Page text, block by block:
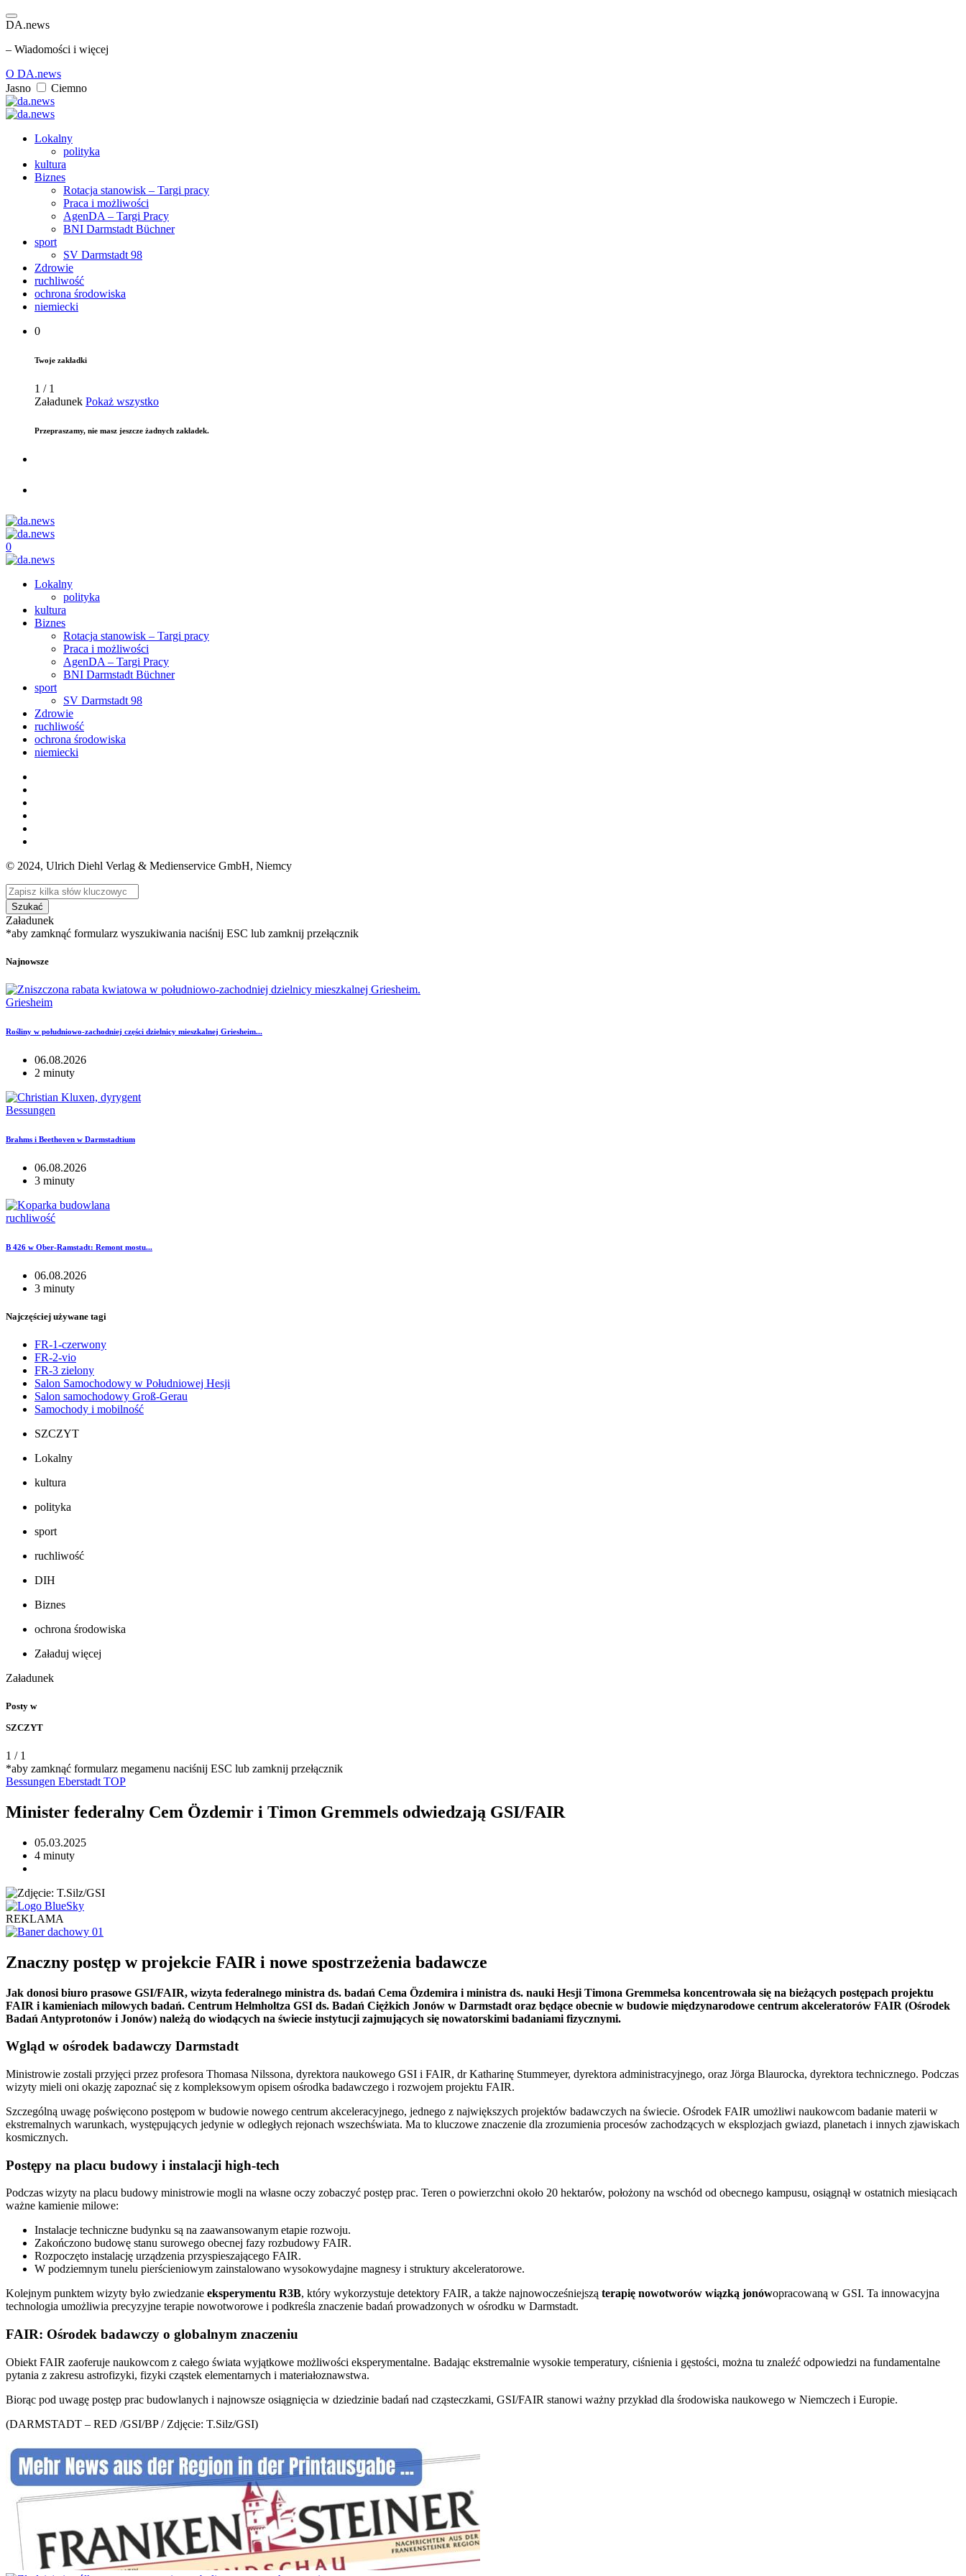
DA.news
– Wiadomości i więcej
O DA.news
Jasno
Ciemno
Lokalny
polityka
kultura
Biznes
Rotacja stanowisk – Targi pracy
Praca i możliwości
AgenDA – Targi Pracy
BNI Darmstadt Büchner
sport
SV Darmstadt 98
Zdrowie
ruchliwość
ochrona środowiska
niemiecki
0
Twoje zakładki
1 / 1
Załadunek Pokaż wszystko
Przepraszamy, nie masz jeszcze żadnych zakładek.
0
Lokalny
polityka
kultura
Biznes
Rotacja stanowisk – Targi pracy
Praca i możliwości
AgenDA – Targi Pracy
BNI Darmstadt Büchner
sport
SV Darmstadt 98
Zdrowie
ruchliwość
ochrona środowiska
niemiecki
© 2024, Ulrich Diehl Verlag & Medienservice GmbH, Niemcy
Szukać
Załadunek
*aby zamknąć formularz wyszukiwania naciśnij ESC lub zamknij przełącznik
Najnowsze
Griesheim
Rośliny w południowo-zachodniej części dzielnicy mieszkalnej Griesheim...
06.08.2026
2 minuty
Bessungen
Brahms i Beethoven w Darmstadtium
06.08.2026
3 minuty
ruchliwość
B 426 w Ober-Ramstadt: Remont mostu...
06.08.2026
3 minuty
Najczęściej używane tagi
FR-1-czerwony
FR-2-vio
FR-3 zielony
Salon Samochodowy w Południowej Hesji
Salon samochodowy Groß-Gerau
Samochody i mobilność
SZCZYT
Lokalny
kultura
polityka
sport
ruchliwość
DIH
Biznes
ochrona środowiska
Załaduj więcej
Załadunek
Posty w
SZCZYT
1 / 1
*aby zamknąć formularz megamenu naciśnij ESC lub zamknij przełącznik
Bessungen Eberstadt TOP
Minister federalny Cem Özdemir i Timon Gremmels odwiedzają GSI/FAIR
05.03.2025
4 minuty
REKLAMA
Znaczny postęp w projekcie FAIR i nowe spostrzeżenia badawcze
Jak donosi biuro prasowe GSI/FAIR, wizyta federalnego ministra ds. badań Cema Özdemira i ministra ds. nauki Hesji Timona Gremmelsa koncentrowała się na bieżących postępach projektu
FAIR i kamieniach milowych badań. Centrum Helmholtza GSI ds. Badań Ciężkich Jonów w Darmstadt oraz będące obecnie w budowie międzynarodowe centrum akceleratorów FAIR (Ośrodek
Badań Antyprotonów i Jonów) należą do wiodących na świecie instytucji zajmujących się nowatorskimi badaniami fizycznymi.
Wgląd w ośrodek badawczy Darmstadt
Ministrowie zostali przyjęci przez profesora Thomasa Nilssona, dyrektora naukowego GSI i FAIR, dr Katharinę Stummeyer, dyrektora administracyjnego, oraz Jörga Blaurocka, dyrektora technicznego. Podczas
wizyty mieli oni okazję zapoznać się z kompleksowym opisem ośrodka badawczego i rozwojem projektu FAIR.
Szczególną uwagę poświęcono postępom w budowie nowego centrum akceleracyjnego, jednego z największych projektów badawczych na świecie. Ośrodek FAIR umożliwi naukowcom badanie materii w
ekstremalnych warunkach, występujących jedynie w odległych rejonach wszechświata. Ma to kluczowe znaczenie dla zrozumienia procesów zachodzących w eksplozjach gwiazd, planetach i innych zjawiskach
kosmicznych.
Postępy na placu budowy i instalacji high-tech
Podczas wizyty na placu budowy ministrowie mogli na własne oczy zobaczyć postęp prac. Teren o powierzchni około 20 hektarów, położony na wschód od obecnego kampusu, osiągnął w ostatnich miesiącach
ważne kamienie milowe:
Instalacje techniczne budynku są na zaawansowanym etapie rozwoju.
Zakończono budowę stanu surowego obecnej fazy rozbudowy FAIR.
Rozpoczęto instalację urządzenia przyspieszającego FAIR.
W podziemnym tunelu pierścieniowym zainstalowano wysokowydajne magnesy i struktury akceleratorowe.
Kolejnym punktem wizyty było zwiedzanie eksperymentu R3B, który wykorzystuje detektory FAIR, a także najnowocześniejszą terapię nowotworów wiązką jonówopracowaną w GSI. Ta innowacyjna
technologia umożliwia precyzyjne terapie nowotworowe i podkreśla znaczenie badań prowadzonych w ośrodku w Darmstadt.
FAIR: Ośrodek badawczy o globalnym znaczeniu
Obiekt FAIR zaoferuje naukowcom z całego świata wyjątkowe możliwości eksperymentalne. Badając ekstremalnie wysokie temperatury, ciśnienia i gęstości, można tu znaleźć odpowiedzi na fundamentalne
pytania z zakresu astrofizyki, fizyki cząstek elementarnych i materiałoznawstwa.
Biorąc pod uwagę postęp prac budowlanych i najnowsze osiągnięcia w dziedzinie badań nad cząsteczkami, GSI/FAIR stanowi ważny przykład dla środowiska naukowego w Niemczech i Europie.
(DARMSTADT – RED /GSI/BP / Zdjęcie: T.Silz/GSI)